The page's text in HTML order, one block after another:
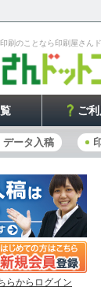
刷のことなら印刷屋さん
ご
データ入稿
らからログイン